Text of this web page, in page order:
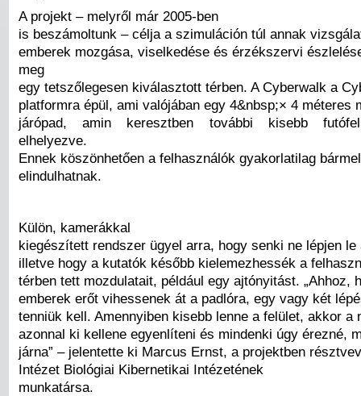
A projekt – melyről már 2005-ben
is beszámoltunk – célja a szimuláción túl annak
emberek mozgása, viselkedése és érzékszervi
meg
egy tetszőlegesen kiválasztott térben. A Cyberwalk a
platformra épül, ami valójában egy 4&nbsp;× 4 méteres
járópad, amin keresztben további kisebb
elhelyezve.
Ennek köszönhetően a felhasználók gyakorlatilag
elindulhatnak.
Külön, kamerákkal
kiegészített rendszer ügyel arra, hogy senki ne lépjen le
illetve hogy a kutatók később kielemezhessék a
térben tett mozdulatait, például egy ajtónyitást. „Ahhoz,
emberek erőt vihessenek át a padlóra, egy vagy két
tenniük kell. Amennyiben kisebb lenne a felület, akkor a
azonnal ki kellene egyenlíteni és mindenki úgy érezné,
járna” – jelentette ki Marcus Ernst, a projektben
Intézet Biológiai Kibernetikai Intézetének
munkatársa.